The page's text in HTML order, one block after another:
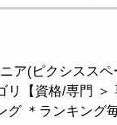
ア(ピクシスス
リ【資格/専門
＊ランキング